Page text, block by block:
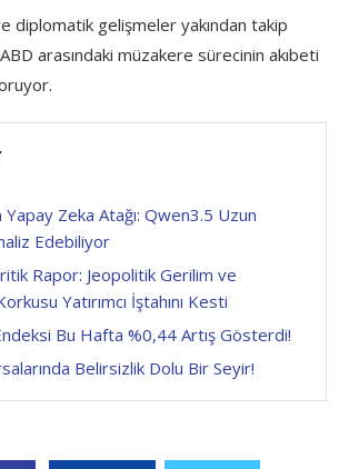
diplomatik gelişmeler yakından takip
arasındaki müzakere sürecinin akıbeti
Yapay Zeka Atağı: Qwen3.5 Uzun
Edebiliyor
Rapor: Jeopolitik Gerilim ve
Yatırımcı İştahını Kesti
Bu Hafta %0,44 Artış Gösterdi!
Belirsizlik Dolu Bir Seyir!